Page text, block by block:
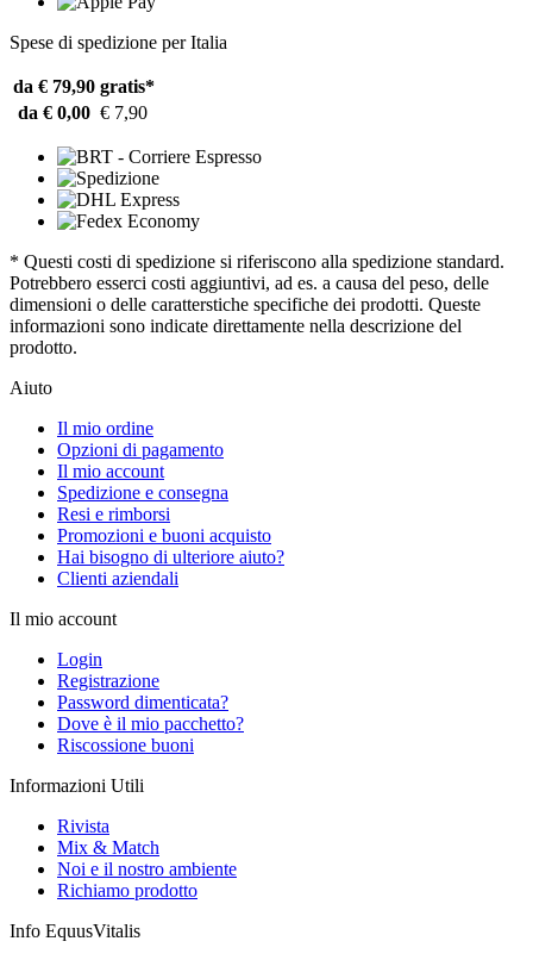
Spese di spedizione per Italia
da € 79,90 gratis*
da € 0,00 € 7,90
* Questi costi di spedizione si riferiscono alla spedizione standard.
Potrebbero esserci costi aggiuntivi, ad es. a causa del peso, delle
dimensioni o delle caratterstiche specifiche dei prodotti. Queste
informazioni sono indicate direttamente nella descrizione del
prodotto.
Aiuto
Il mio ordine
Opzioni di pagamento
Il mio account
Spedizione e consegna
Resi e rimborsi
Promozioni e buoni acquisto
Hai bisogno di ulteriore aiuto?
Clienti aziendali
Il mio account
Login
Registrazione
Password dimenticata?
Dove è il mio pacchetto?
Riscossione buoni
Informazioni Utili
Rivista
Mix & Match
Noi e il nostro ambiente
Richiamo prodotto
Info EquusVitalis